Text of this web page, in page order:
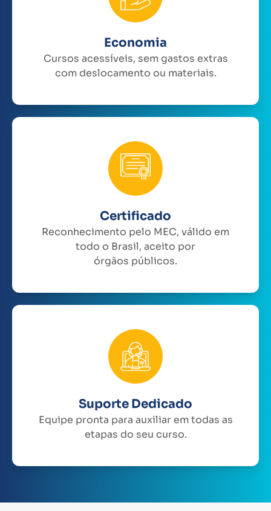
Economia
Cursos acessíveis, sem gastos extras
com deslocamento ou materiais.
Certificado
Reconhecimento pelo MEC, válido em
todo o Brasil, aceito por
órgãos públicos.
Suporte Dedicado
Equipe pronta para auxiliar em todas as
etapas do seu curso.